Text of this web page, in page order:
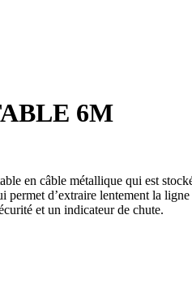
6M
en câble métallique qui est
d’extraire lentement la
et un indicateur de chute.